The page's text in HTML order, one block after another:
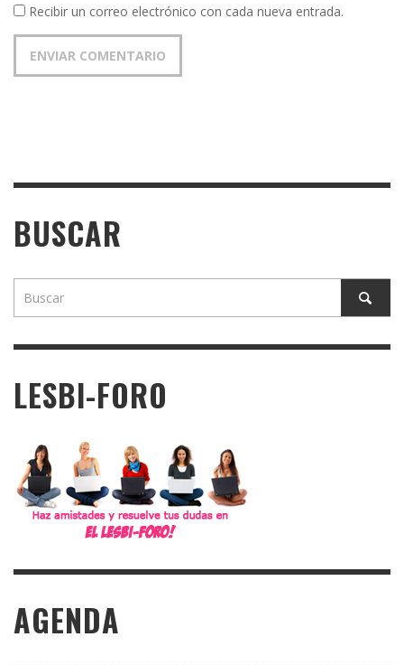
Recibir un correo electrónico con cada nueva entrada.
BUSCAR
LESBI-FORO
AGENDA